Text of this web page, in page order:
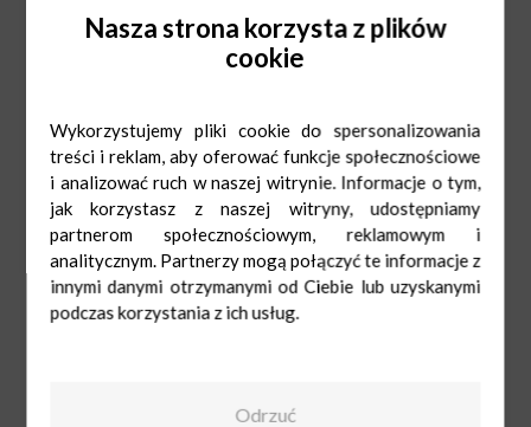
Nasza strona korzysta z plików
cookie
Wykorzystujemy pliki cookie do spersonalizowania
treści i reklam, aby oferować funkcje społecznościowe
i analizować ruch w naszej witrynie. Informacje o tym,
jak korzystasz z naszej witryny, udostępniamy
partnerom społecznościowym, reklamowym i
analitycznym. Partnerzy mogą połączyć te informacje z
innymi danymi otrzymanymi od Ciebie lub uzyskanymi
podczas korzystania z ich usług.
Odrzuć